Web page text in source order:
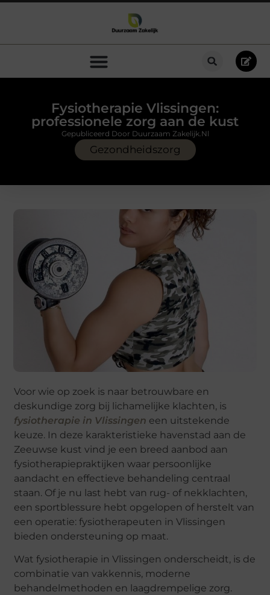
Fysiotherapie Vlissingen:
professionele zorg aan de kust
Gezondheidszorg
Gepubliceerd Door Duurzaam Zakelijk.nl
Voor wie op zoek is naar betrouwbare en
deskundige zorg bij lichamelijke klachten, is
fysiotherapie in Vlissingen een uitstekende
keuze. In deze karakteristieke havenstad aan de
Zeeuwse kust vind je een breed aanbod aan
fysiotherapiepraktijken waar persoonlijke
aandacht en effectieve behandeling centraal
staan. Of je nu last hebt van rug- of nekklachten,
een sportblessure hebt opgelopen of herstelt van
een operatie: fysiotherapeuten in Vlissingen
bieden ondersteuning op maat.
Wat fysiotherapie in Vlissingen onderscheidt, is de
combinatie van vakkennis, moderne
behandelmethoden en laagdrempelige zorg.